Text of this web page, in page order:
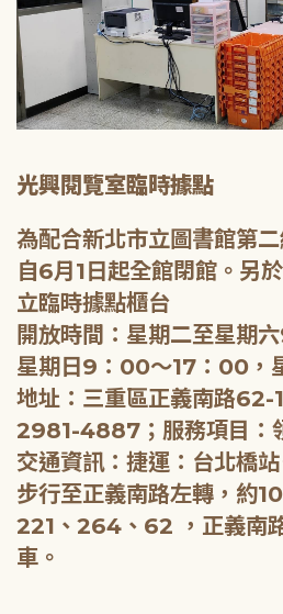
光興閱覽室臨時據點
為配合新北市立圖書館第
自6月1日起全館閉館。另
立臨時據點櫃台
開放時間：星期二至星期
星期日9：00～17：00，
地址：三重區正義南路62-
2981-4887；服務項目：
交通資訊：捷運：台北橋
步行至正義南路左轉，約
221、264、62 ，正義南
車。